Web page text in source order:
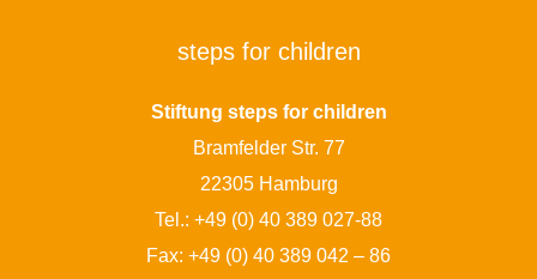
steps for children
Stiftung steps for children
Bramfelder Str. 77
22305 Hamburg
Tel.: +49 (0) 40 389 027-88
Fax: +49 (0) 40 389 042 – 86